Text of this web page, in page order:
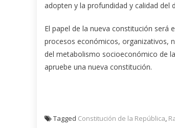
adopten y la profundidad y calidad del
El papel de la nueva constitución será
procesos económicos, organizativos,
del metabolismo socioeconómico de
apruebe una nueva constitución.
Tagged Constitución de la República,